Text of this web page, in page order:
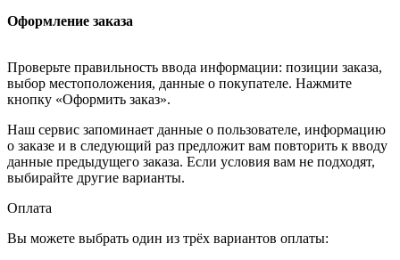
Оформление заказа
Проверьте правильность ввода информации: позиции заказа,
выбор местоположения, данные о покупателе. Нажмите
кнопку «Оформить заказ».
Наш сервис запоминает данные о пользователе, информацию
о заказе и в следующий раз предложит вам повторить к вводу
данные предыдущего заказа. Если условия вам не подходят,
выбирайте другие варианты.
Оплата
Вы можете выбрать один из трёх вариантов оплаты: